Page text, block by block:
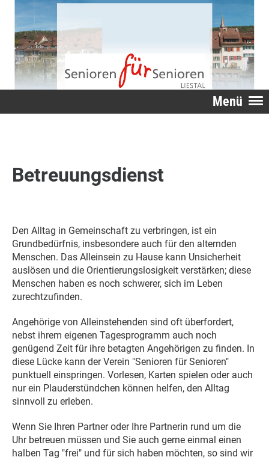
Menü
Betreuungsdienst
Den Alltag in Gemeinschaft zu verbringen, ist ein
Grundbedürfnis, insbesondere auch für den alternden
Menschen. Das Alleinsein zu Hause kann Unsicherheit
auslösen und die Orientierungslosigkeit verstärken; diese
Menschen haben es noch schwerer, sich im Leben
zurechtzufinden.
Angehörige von Alleinstehenden sind oft überfordert,
nebst ihrem eigenen Tagesprogramm auch noch
genügend Zeit für ihre betagten Angehörigen zu finden. In
diese Lücke kann der Verein "Senioren für Senioren"
punktuell einspringen. Vorlesen, Karten spielen oder auch
nur ein Plauderstündchen können helfen, den Alltag
sinnvoll zu erleben.
Wenn Sie Ihren Partner oder Ihre Partnerin rund um die
Uhr betreuen müssen und Sie auch gerne einmal einen
halben Tag "frei" und für sich haben möchten, so sind wir